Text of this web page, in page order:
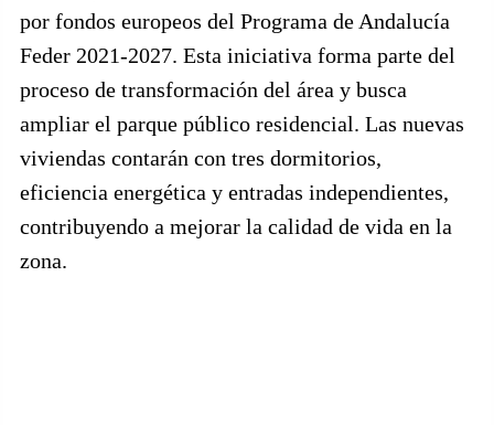
por fondos europeos del Programa de Andalucía
Feder 2021-2027. Esta iniciativa forma parte del
proceso de transformación del área y busca
ampliar el parque público residencial. Las nuevas
viviendas contarán con tres dormitorios,
eficiencia energética y entradas independientes,
contribuyendo a mejorar la calidad de vida en la
zona.